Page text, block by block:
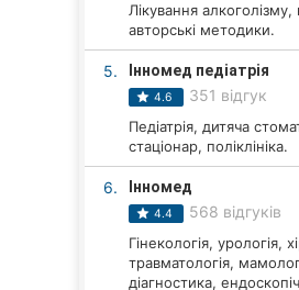
Кропивницький
Лікування
авторські методики.
5. Інномед педіатрія
4.6 351 відгук
Педіатрія, дитяча
стаціонар, поліклініка.
6. Інномед
4.4 568 відгуків
Гінекологія, урологія,
травматологія,
діагностика,